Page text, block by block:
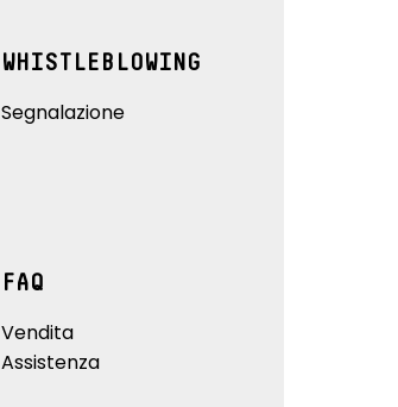
WHISTLEBLOWING
Segnalazione
FAQ
Vendita
Assistenza